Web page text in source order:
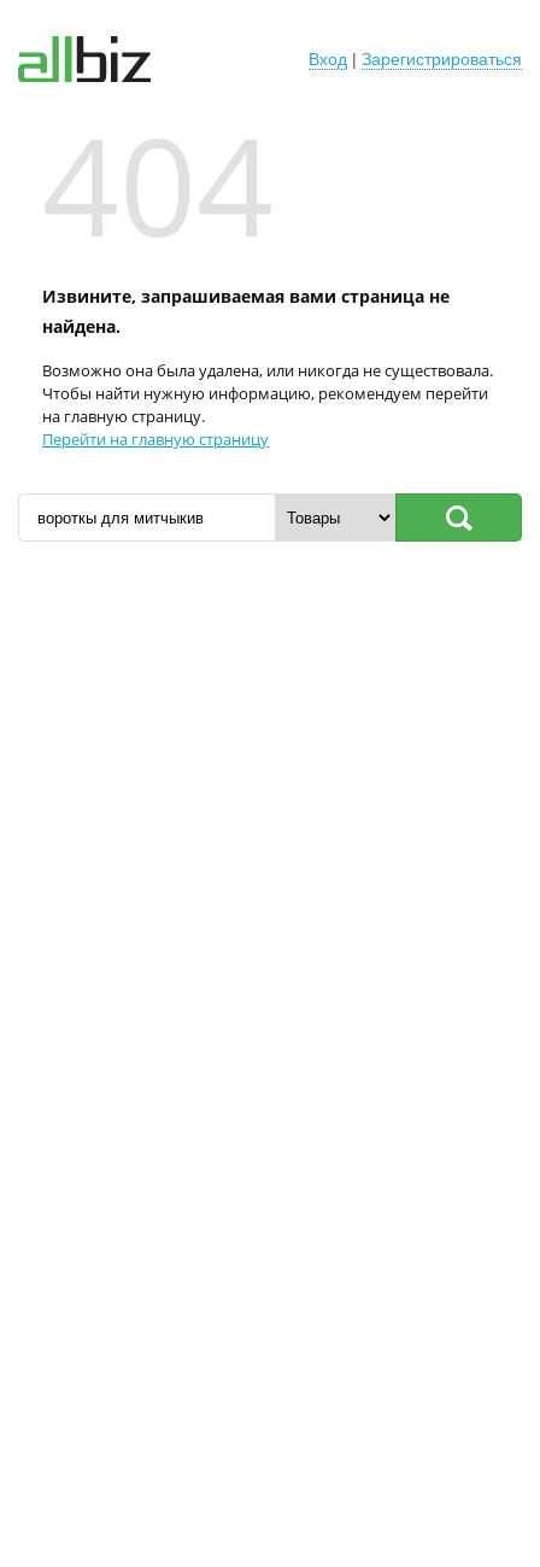
Вход | Зарегистрироваться
404
Извините, запрашиваемая вами страница не
найдена.
Возможно она была удалена, или никогда не существовала.
Чтобы найти нужную информацию, рекомендуем перейти
на главную страницу.
Перейти на главную страницу